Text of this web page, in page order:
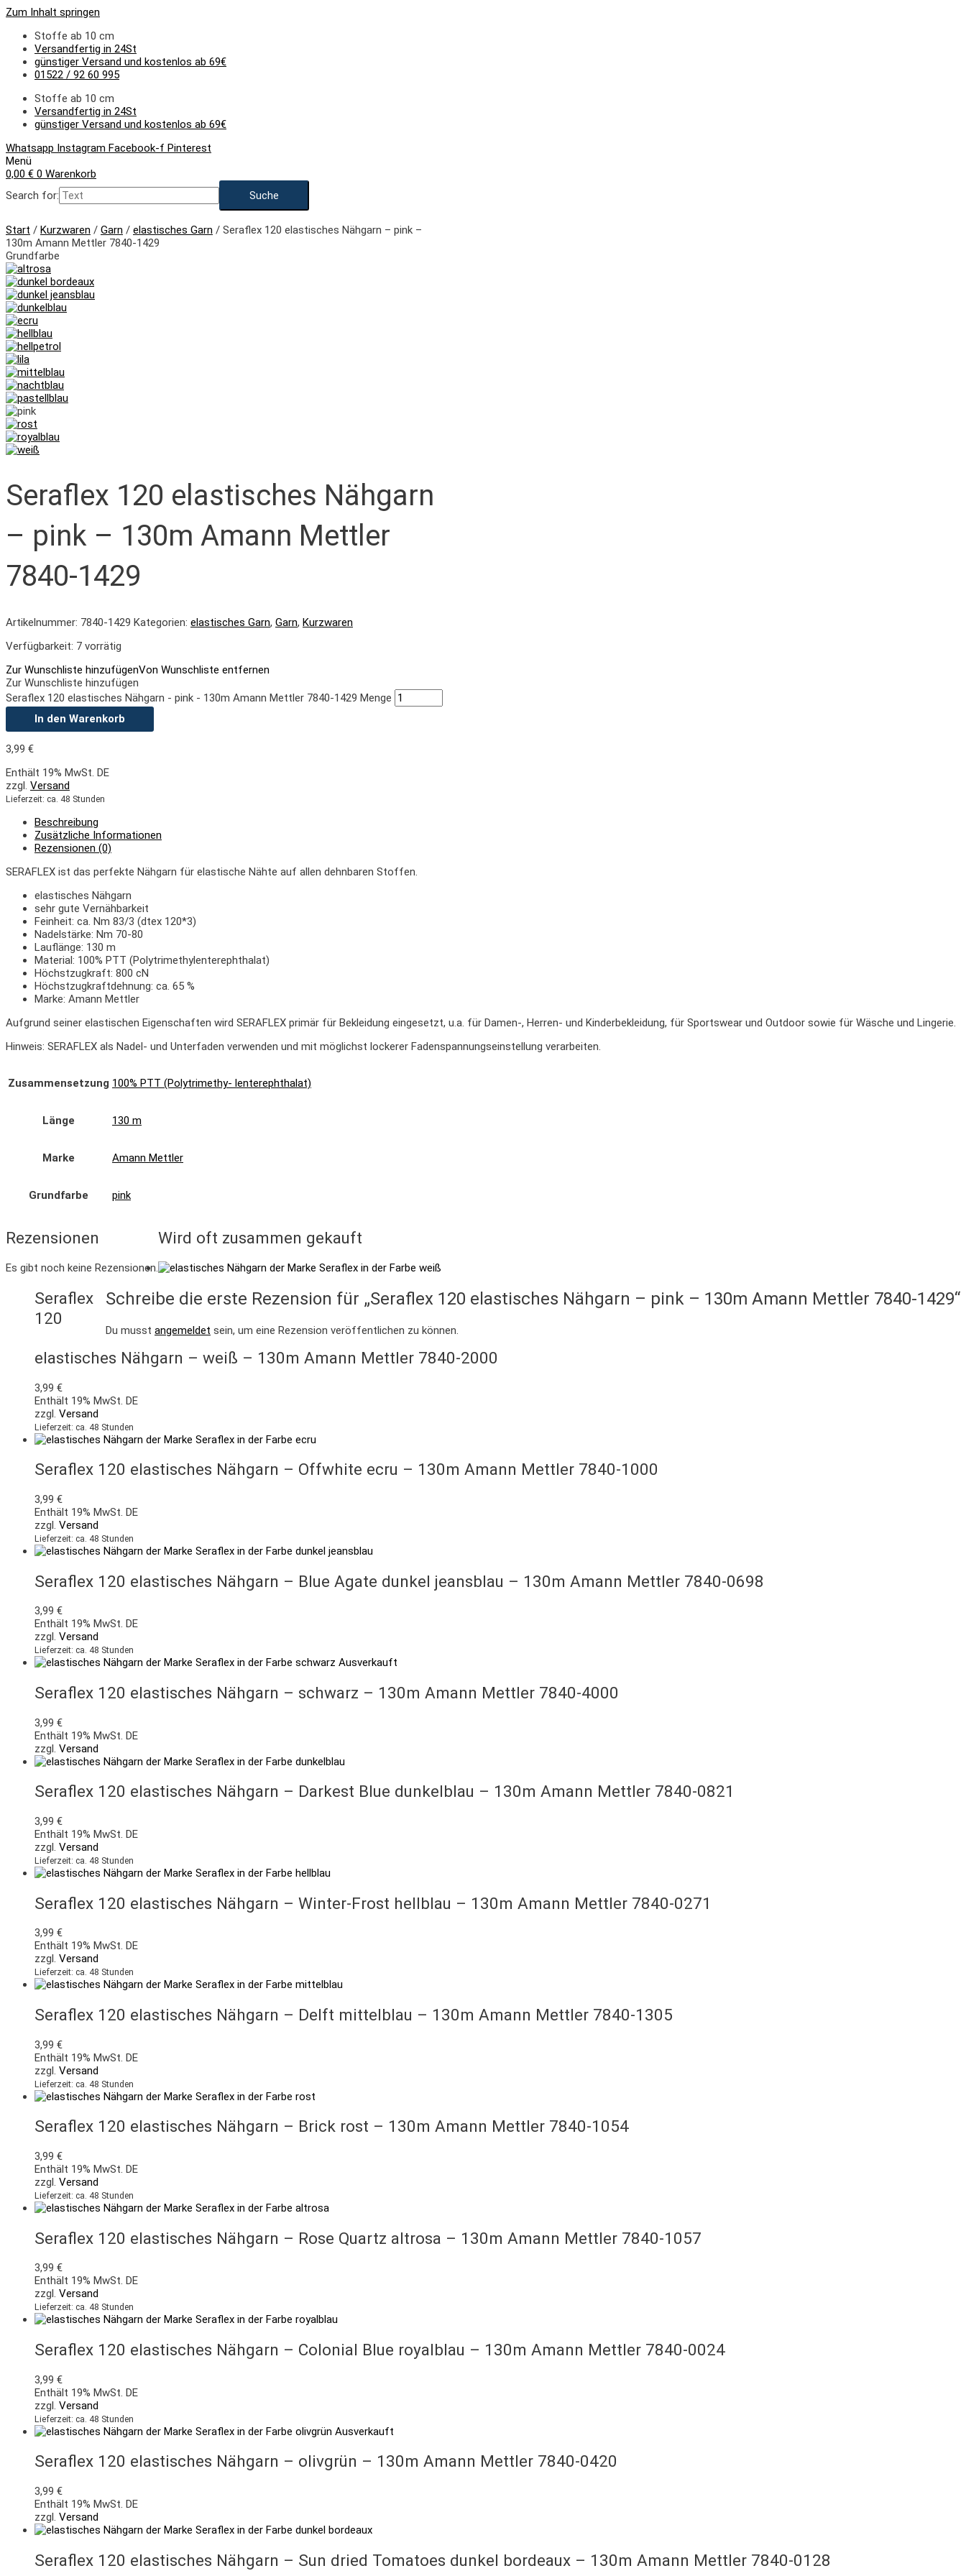
Zum Inhalt springen
Stoffe ab 10 cm
Versandfertig in 24St
günstiger Versand und kostenlos ab 69€
01522 / 92 60 995
Stoffe ab 10 cm
Versandfertig in 24St
günstiger Versand und kostenlos ab 69€
Whatsapp Instagram Facebook-f Pinterest
Menü
0,00 € 0 Warenkorb
Search for:
Start / Kurzwaren / Garn / elastisches Garn / Seraflex 120 elastisches Nähgarn – pink –
130m Amann Mettler 7840-1429
Grundfarbe
Seraflex 120 elastisches Nähgarn
– pink – 130m Amann Mettler
7840-1429
Artikelnummer: 7840-1429 Kategorien: elastisches Garn, Garn, Kurzwaren
Verfügbarkeit: 7 vorrätig
Zur Wunschliste hinzufügenVon Wunschliste entfernen
Zur Wunschliste hinzufügen
Seraflex 120 elastisches Nähgarn - pink - 130m Amann Mettler 7840-1429 Menge
In den Warenkorb
3,99 €
Enthält 19% MwSt. DE
zzgl. Versand
Lieferzeit: ca. 48 Stunden
Beschreibung
Zusätzliche Informationen
Rezensionen (0)
SERAFLEX ist das perfekte Nähgarn für elastische Nähte auf allen dehnbaren Stoffen.
elastisches Nähgarn
sehr gute Vernähbarkeit
Feinheit: ca. Nm 83/3 (dtex 120*3)
Nadelstärke: Nm 70-80
Lauflänge: 130 m
Material: 100% PTT (Polytrimethylenterephthalat)
Höchstzugkraft: 800 cN
Höchstzugkraftdehnung: ca. 65 %
Marke: Amann Mettler
Aufgrund seiner elastischen Eigenschaften wird SERAFLEX primär für Bekleidung eingesetzt, u.a. für Damen-, Herren- und Kinderbekleidung, für Sportswear und Outdoor sowie für Wäsche und Lingerie.
Hinweis: SERAFLEX als Nadel- und Unterfaden verwenden und mit möglichst lockerer Fadenspannungseinstellung verarbeiten.
Zusammensetzung 100% PTT (Polytrimethy- lenterephthalat)
Länge 130 m
Marke Amann Mettler
Grundfarbe pink
Rezensionen
Es gibt noch keine Rezensionen.
Schreibe die erste Rezension für „Seraflex 120 elastisches Nähgarn – pink – 130m Amann Mettler 7840-1429“
Du musst angemeldet sein, um eine Rezension veröffentlichen zu können.
Wird oft zusammen gekauft
Seraflex
120
elastisches Nähgarn – weiß – 130m Amann Mettler 7840-2000
3,99 €
Enthält 19% MwSt. DE
zzgl. Versand
Lieferzeit: ca. 48 Stunden
Seraflex 120 elastisches Nähgarn – Offwhite ecru – 130m Amann Mettler 7840-1000
3,99 €
Enthält 19% MwSt. DE
zzgl. Versand
Lieferzeit: ca. 48 Stunden
Seraflex 120 elastisches Nähgarn – Blue Agate dunkel jeansblau – 130m Amann Mettler 7840-0698
3,99 €
Enthält 19% MwSt. DE
zzgl. Versand
Lieferzeit: ca. 48 Stunden
Ausverkauft
Seraflex 120 elastisches Nähgarn – schwarz – 130m Amann Mettler 7840-4000
3,99 €
Enthält 19% MwSt. DE
zzgl. Versand
Seraflex 120 elastisches Nähgarn – Darkest Blue dunkelblau – 130m Amann Mettler 7840-0821
3,99 €
Enthält 19% MwSt. DE
zzgl. Versand
Lieferzeit: ca. 48 Stunden
Seraflex 120 elastisches Nähgarn – Winter-Frost hellblau – 130m Amann Mettler 7840-0271
3,99 €
Enthält 19% MwSt. DE
zzgl. Versand
Lieferzeit: ca. 48 Stunden
Seraflex 120 elastisches Nähgarn – Delft mittelblau – 130m Amann Mettler 7840-1305
3,99 €
Enthält 19% MwSt. DE
zzgl. Versand
Lieferzeit: ca. 48 Stunden
Seraflex 120 elastisches Nähgarn – Brick rost – 130m Amann Mettler 7840-1054
3,99 €
Enthält 19% MwSt. DE
zzgl. Versand
Lieferzeit: ca. 48 Stunden
Seraflex 120 elastisches Nähgarn – Rose Quartz altrosa – 130m Amann Mettler 7840-1057
3,99 €
Enthält 19% MwSt. DE
zzgl. Versand
Lieferzeit: ca. 48 Stunden
Seraflex 120 elastisches Nähgarn – Colonial Blue royalblau – 130m Amann Mettler 7840-0024
3,99 €
Enthält 19% MwSt. DE
zzgl. Versand
Lieferzeit: ca. 48 Stunden
Ausverkauft
Seraflex 120 elastisches Nähgarn – olivgrün – 130m Amann Mettler 7840-0420
3,99 €
Enthält 19% MwSt. DE
zzgl. Versand
Seraflex 120 elastisches Nähgarn – Sun dried Tomatoes dunkel bordeaux – 130m Amann Mettler 7840-0128